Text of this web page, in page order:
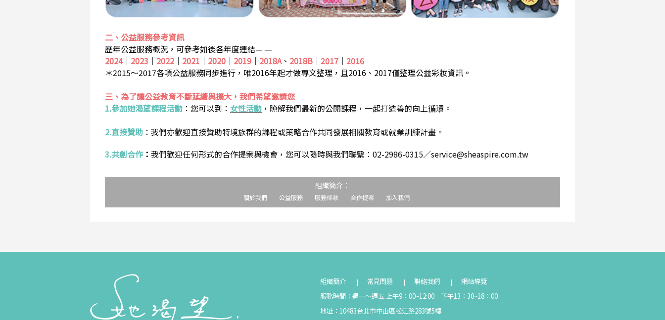
二、公益服務參考資訊
歷年公益服務概況，可參考如後各年度連結— —
2024｜ 2023 ｜ 2022 ｜ 2021 ｜ 2020 ｜ 2019 ｜ 2018A、 2018B ｜ 2017 ｜ 2016
＊2015～2017各項公益服務同步進行，唯2016年起才做專文整理，且2016、2017僅整理公益彩妝資訊。
三、為了讓公益教育不斷延續與擴大，我們希望邀請您
1.參加她渴望課程活動 ： 您可以到： 女性活動 ，瞭解我們最新的公開課程，一起打造善的向上循環。
2.直接贊助 ： 我們亦歡迎直接贊助特境族群的課程或策略合作共同發展相關教育或就業訓練計畫。
3.共創合作： 我們歡迎任何形式的合作提案與機會，您可以隨時與我們聯繫：02-2986-0315／service@sheaspire.com.tw
組織簡介：
關於我們 公益服務 服務條款 合作提案 加入我們
組織簡介 常見問題 聯絡我們
網站導覽
服務時間：週一～週五 上午9：00~12:00 下午13：30~18：00
地址：10483台北市中山區松江路283號5樓